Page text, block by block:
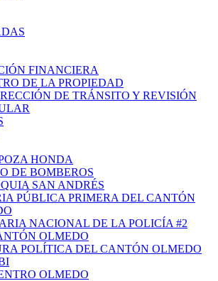
FINANCIERA
DE LA PROPIEDAD
DE TRÁNSITO Y REVISIÓN
HONDA
DE BOMBEROS
SAN ANDRÉS
PÚBLICA PRIMERA DEL CANTÓN
NACIONAL DE LA POLICÍA #2
OLMEDO
POLÍTICA DEL CANTÓN OLMEDO
OLMEDO